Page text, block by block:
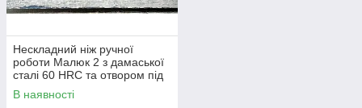
Нескладний ніж ручної
роботи Малюк 2 з дамаської
сталі 60 HRC та отвором під
темляк, шкіряний чохол у
комплекті
В наявності